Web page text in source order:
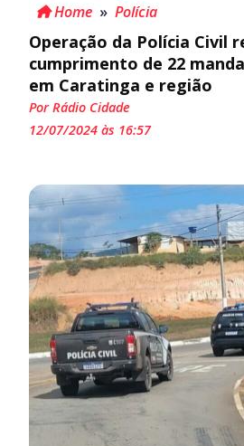
Home » Polícia
Operação da Polícia Civil
cumprimento de 22
em Caratinga e região
Por Rádio Cidade
12/07/2024 às 16:57